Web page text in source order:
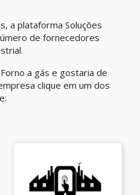
a plataforma Soluções
de fornecedores
a gás e gostaria de
clique em um dos